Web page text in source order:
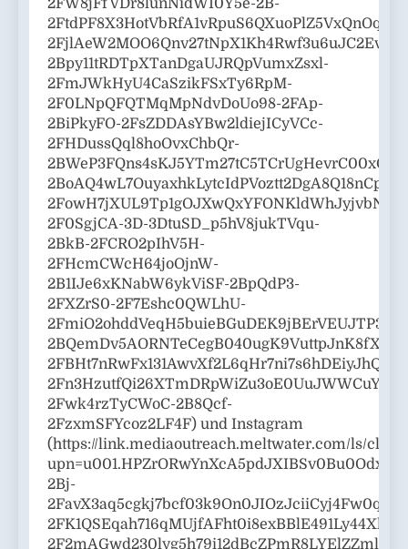
2Bpy11tRDTpXTanDgaUJRQpVumxZsxl-
2FmJWkHyU4CaSzikFSxTy6RpM-
2F0LNpQFQTMqMpNdvDoUo98-2FAp-
2BiPkyFO-2FsZDDAsYBw2ldiejICyVCc-
2FHDussQql8hoOvxChbQr-
2F0SgjCA-3D-3DtuSD_p5hV8jukTVqu-
2BkB-2FCRO2pIhV5H-
2FHcmCWcH64joOjnW-
2B1IJe6xKNabW6ykViSF-2BpQdP3-
2FXZrS0-2F7Eshc0QWLhU-
2Fwk4rzTyCWoC-2B8Qcf-
2FzxmSFYcoz2LF4F) und Instagram
(https://link.mediaoutreach.meltwater.com/ls/click?
2Bj-